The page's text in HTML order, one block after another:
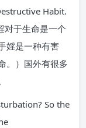
Habit.
于生命是一个
婬是一种有害
。）国外有很多
So the